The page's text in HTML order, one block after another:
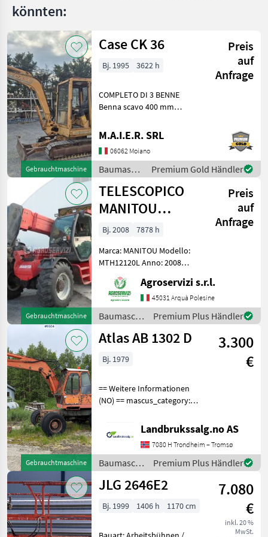
könnten:
Gebrauchtmaschine
Case CK 36
Preis
auf
Anfrage
Bj. 1995 3622 h
COMPLETO DI 3 BENNE
Benna scavo 400 mm
Benna liscia 1400 mm
Baumaschinen Minibagger
M.A.I.E.R. SRL
06062 Moiano
Baumaschinen
/ Case IH
Premium Gold Händler
Gebrauchtmaschine
TELESCOPICO
MANITOU
MHT10120L
(ANNO 2008)
Preis
auf
Anfrage
Bj. 2008
7878 h
Marca: MANITOU Modello:
MTH12120L Anno: 2008
ATTREZZI, DOPPIO SFILO
Portata max: 12 TON
Altezza max di
sollevamento: 9.6 MT
Motore: MERCEDES BENZ 1
Agroservizi s.r.l.
45031 Arquà Polesine
Baumaschinen
/ Manitou
Premium Plus Händler
Gebrauchtmaschine
Atlas AB 1302 D
3.300
€
Bj. 1979
== Weitere Informationen
(NO) == mascus_category:
Referenznummer an: 9504
Weitere Bilder finden Sie
unter en.landbrukssalg.no
Landbrukssalg.no AS
7080 H Trondheim – Tromsø
Baumaschinen
/ Atlas
Premium Plus Händler
JLG 2646E2
7.080
€
inkl. 20 %
MwSt.
Bj. 1999 1406 h 1170 cm